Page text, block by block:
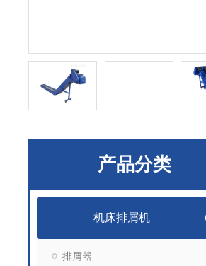
产品分类
机床排屑机
排屑器